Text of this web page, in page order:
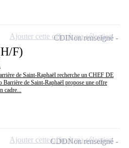
F)
de Saint-Raphaël recherche un CHEF DE
de Saint-Raphaël propose une offre
cadre...
CDINon renseigné
Ajouter cette offre à ma sélection
CDDNon renseigné
Ajouter cette offre à ma sélection